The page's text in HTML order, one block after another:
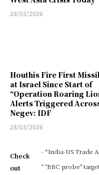
28/03/2026
Houthis Fire First
at Israel Since Start of
“Operation Roaring
Alerts Triggered
Negev: IDF
28/03/2026
Check
out
- *India-US Trade
" "BRC probe"